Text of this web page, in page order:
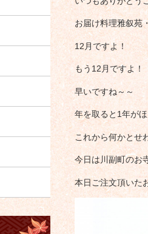
お届け料理雅叙苑
12月ですよ！
もう12月ですよ！
早いですね～～
年を取ると1年が
これから何かとせ
今日は川副町のお
本日ご注文頂いた